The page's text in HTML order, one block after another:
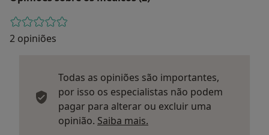
2 opiniões
Todas as opiniões são importantes,
por isso os especialistas não podem
pagar para alterar ou excluir uma
opinião. Saiba mais.